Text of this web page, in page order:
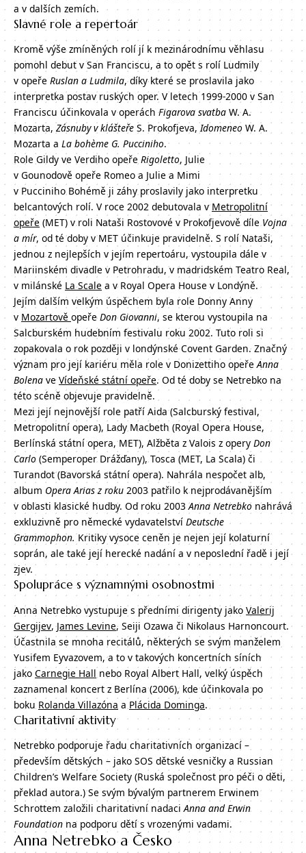
a v dalších zemích.
Slavné role a repertoár
Kromě výše zmíněných rolí jí k mezinárodnímu věhlasu
pomohl debut v San Franciscu, a to opět s rolí Ludmily
v opeře Ruslan a Ludmila, díky které se proslavila jako
interpretka postav ruských oper. V letech 1999-2000 v San
Franciscu účinkovala v operáchFigarova svatba W. A.
Mozarta,Zásnuby v klášteře S. Prokofjeva,Idomeneo W. A.
Mozarta a La bohème G. Pucciniho.
Role Gildy ve Verdiho opeře Rigoletto, Julie
v Gounodově opeře Romeo a Julie a Mimi
v Pucciniho Bohémě ji záhy proslavily jako interpretku
belcantových rolí. V roce 2002 debutovala vMetropolitní
opeře (MET) v roli Nataši Rostovové v Prokofjevově díleVojna
a mír, od té doby v MET účinkuje pravidelně. S rolí Nataši,
jednou z nejlepších v jejím repertoáru, vystoupila dále v
Mariinském divadle v Petrohradu, v madridském Teatro Real,
v milánské La Scale a v Royal Opera House v Londýně.
Jejím dalším velkým úspěchem byla role Donny Anny
v Mozartově opeřeDon Giovanni, se kterou vystoupila na
Salcburském hudebním festivalu roku 2002. Tuto roli si
zopakovala o rok později v londýnské Covent Garden. Značný
význam pro její kariéru měla role v Donizettiho opeřeAnna
BolenaveVídeňské státní opeře. Od té doby se Netrebko na
této scéně objevuje pravidelně.
Mezi její nejnovější role patří Aida (Salcburský festival,
Metropolitní opera), Lady Macbeth (Royal Opera House,
Berlínská státní opera, MET), Alžběta z Valois z operyDon
Carlo (Semperoper Drážďany), Tosca (MET, La Scala) či
Turandot (Bavorská státní opera). Nahrála nespočet alb,
album Opera Arias z roku 2003 patřilo k nejprodávanějším
v oblasti klasické hudby. Od roku 2003Anna Netrebko nahrává
exkluzivně pro německé vydavatelství Deutsche
Grammophon.Kritiky vysoce ceněn je nejen její kolaturní
soprán, ale také její herecké nadání a v neposlední řadě i její
zjev.
Spolupráce s významnými osobnostmi
Anna Netrebko vystupuje s předními dirigenty jako Valerij
Gergijev,James Levine, Seiji Ozawa či Nikolaus Harnoncourt.
Účastnila se mnoha recitálů, některých se svým manželem
Yusifem Eyvazovem, a to v takových koncertních síních
jako Carnegie Hall nebo Royal Albert Hall, velký úspěch
zaznamenal koncert z Berlína (2006), kde účinkovala po
boku Rolanda Villazóna a Plácida Dominga.
Charitativní aktivity
Netrebko podporuje řadu charitativních organizací –
především dětských – jako SOS dětské vesničky a Russian
Children’s Welfare Society (Ruská společnost pro péči o děti,
překlad autora.) Se svým bývalým partnerem Erwinem
Schrottem založili charitativní nadaciAnna and Erwin
Foundation na podporu dětí s vrozenými vadami.
Anna Netrebko a Česko